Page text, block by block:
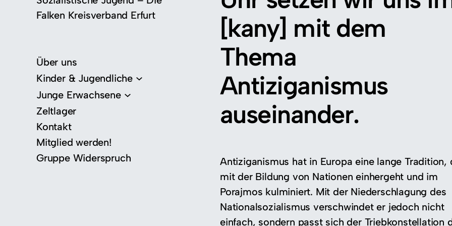
Falken Kreisverband Erfurt
Über uns
Kinder & Jugendliche
Junge Erwachsene
Zeltlager
Kontakt
Mitglied werden!
Gruppe Widerspruch
[kany] mit dem
Thema
Antiziganismus
auseinander.
Antiziganismus hat in Europa eine lange Tradition,
mit der Bildung von Nationen einhergeht und im
Porajmos kulminiert. Mit der Niederschlagung des
Nationalsozialismus verschwindet er jedoch nicht
einfach, sondern passt sich der Triebkonstellation